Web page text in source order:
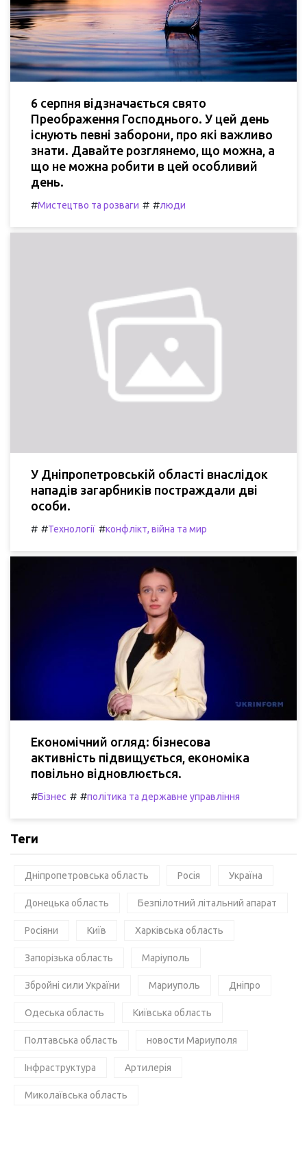
6 серпня відзначається свято
Преображення Господнього. У цей день
існують певні заборони, про які важливо
знати. Давайте розглянемо, що можна, а
що не можна робити в цей особливий
день.
#Мистецтво та розваги # #люди
У Дніпропетровській області внаслідок
нападів загарбників постраждали дві
особи.
# #Технології #конфлікт, війна та мир
Економічний огляд: бізнесова
активність підвищується, економіка
повільно відновлюється.
#Бізнес # #політика та державне управління
Теги
Дніпропетровська область Росія Україна
Донецька область Безпілотний літальний апарат
Росіяни Київ Харківська область
Запорізька область Маріуполь
Збройні сили України Мариуполь Дніпро
Одеська область Київська область
Полтавська область новости Мариуполя
Інфраструктура Артилерія
Миколаївська область